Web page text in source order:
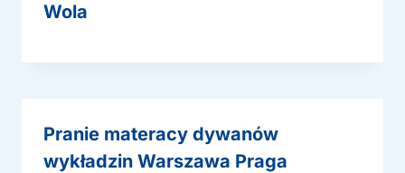
Wola
Pranie materacy dywanów
wykładzin Warszawa Praga